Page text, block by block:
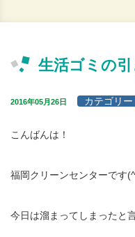
生活ゴミの
2016年05月26日 カテゴリー
こんばんは！
福岡クリーンセンターです
今日は溜まってしまったと